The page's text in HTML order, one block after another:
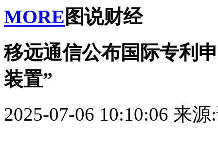
MORE 图说财经
移远通信公布国际专利
装置”
2025-07-06 10:10:06 来源